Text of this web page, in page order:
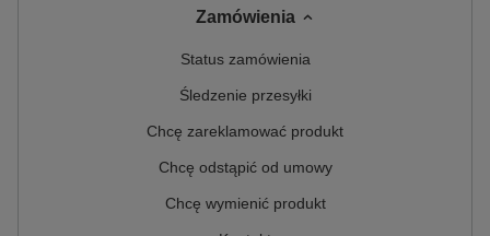
Zamówienia
Status zamówienia
Śledzenie przesyłki
Chcę zareklamować produkt
Chcę odstąpić od umowy
Chcę wymienić produkt